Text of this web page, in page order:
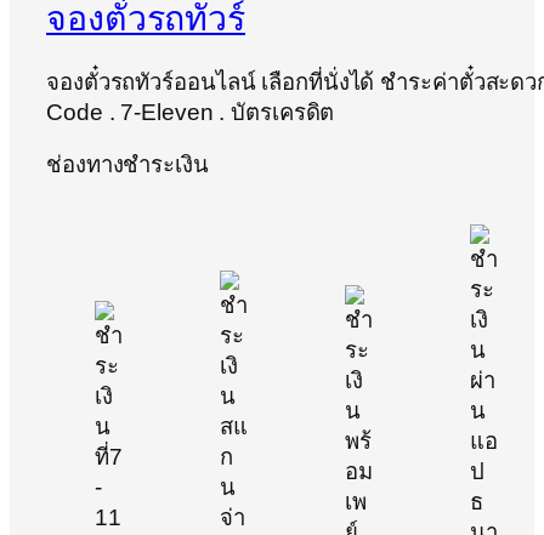
จองตั๋วรถทัวร์
จองตั๋วรถทัวร์ออนไลน์ เลือกที่นั่งได้ ชำระค่าตั๋วสะด
Code . 7-Eleven . บัตรเครดิต
ช่องทางชำระเงิน